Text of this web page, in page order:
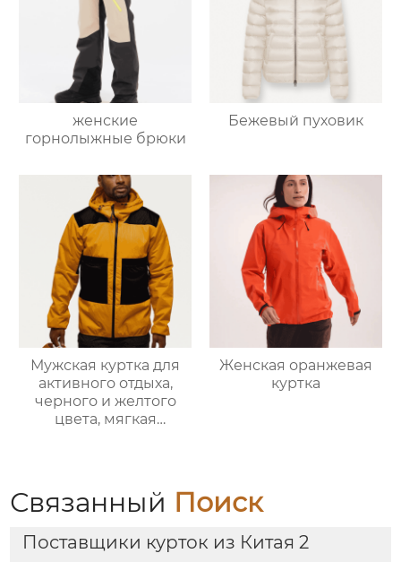
женские
горнолыжные брюки
Бежевый пуховик
Мужская куртка для
активного отдыха,
черного и желтого
цвета, мягкая
Женская оранжевая
куртка
Связанный Поиск
Поставщики курток из Китая 2